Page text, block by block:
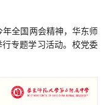
全国两会精神，华东师
专题学习活动。校党委